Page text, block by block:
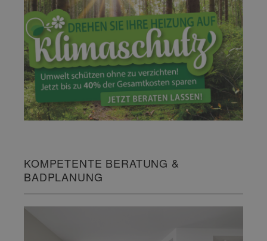
KOMPETENTE BERATUNG &
BADPLANUNG